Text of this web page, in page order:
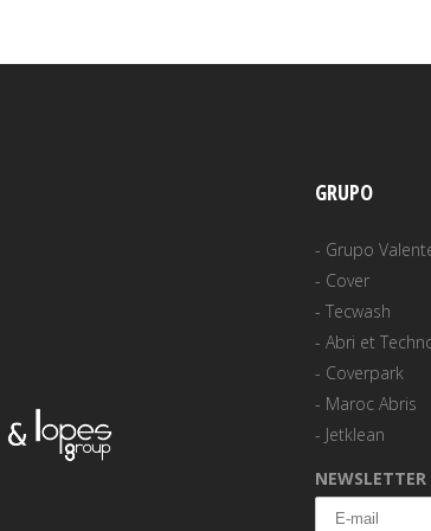
GRUPO
- Grupo
- Cover
-Tecwash
-Abri et
- Coverpark
- Maroc Abris
- Jetklean
NEWSLETTER